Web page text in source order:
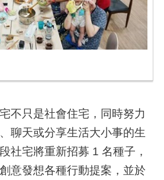
不只是社會住宅，同時努力
聊天或分享生活大小事的生
社宅將重新招募 1 名種子，
意發想各種行動提案，並於